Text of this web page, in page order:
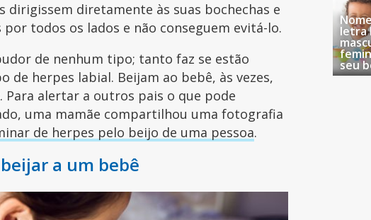
dirigissem diretamente às suas bochechas e
todos os lados e não conseguem evitá-lo.
de nenhum tipo; tanto faz se estão
de herpes labial. Beijam ao bebê, às vezes,
Para alertar a outros pais o que pode
uma mamãe compartilhou uma fotografia
de herpes pelo beijo de uma pessoa.
a um bebê
letra
seu